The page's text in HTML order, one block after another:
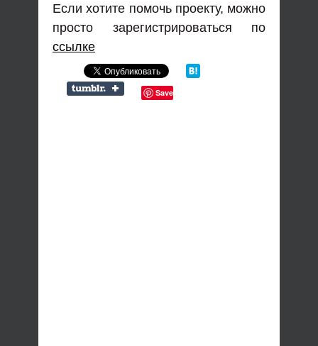
Если хотите помочь проекту, можно
просто зарегистрироваться по
ссылке
Save